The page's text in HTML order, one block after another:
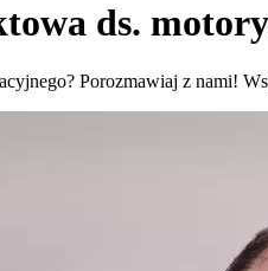
ds.
Porozmawiaj z nami!